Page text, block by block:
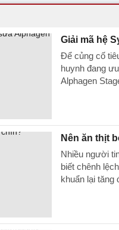
Giải mã hệ
Để củng cố
huynh đang
Alphagen
Nên ăn thịt
Nhiều người
biết chênh
khuẩn lại tăng